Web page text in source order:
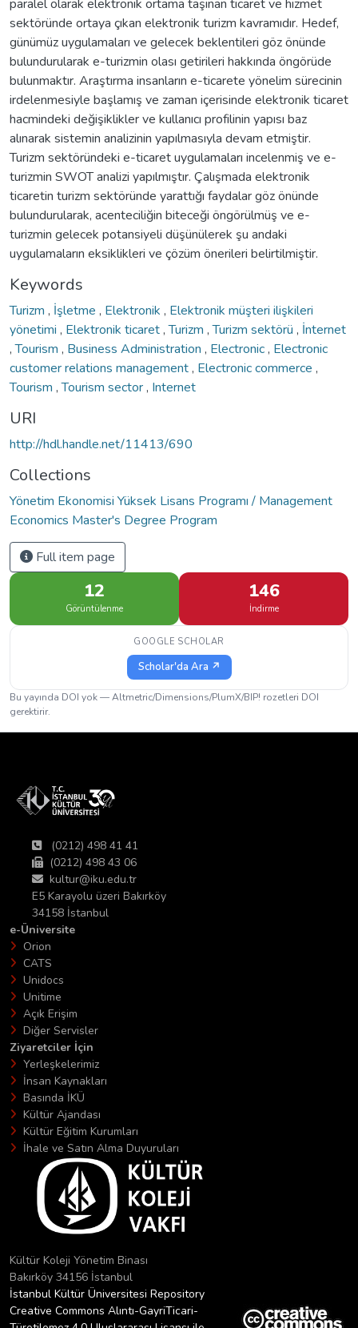
paralel olarak elektronik ortama taşınan ticaret ve hizmet
sektöründe ortaya çıkan elektronik turizm kavramıdır. Hedef,
günümüz uygulamaları ve gelecek beklentileri göz önünde
bulundurularak e-turizmin olası getirileri hakkında öngörüde
bulunmaktır. Araştırma insanların e-ticarete yönelim sürecinin
irdelenmesiyle başlamış ve zaman içerisinde elektronik ticaret
hacmindeki değişiklikler ve kullanıcı profilinin yapısı baz
alınarak sistemin analizinin yapılmasıyla devam etmiştir.
Turizm sektöründeki e-ticaret uygulamaları incelenmiş ve e-
turizmin SWOT analizi yapılmıştır. Çalışmada elektronik
ticaretin turizm sektöründe yarattığı faydalar göz önünde
bulundurularak, acenteciliğin biteceği öngörülmüş ve e-
turizmin gelecek potansiyeli düşünülerek şu andaki
uygulamaların eksiklikleri ve çözüm önerileri belirtilmiştir.
Keywords
Turizm , İşletme , Elektronik , Elektronik müşteri ilişkileri
yönetimi , Elektronik ticaret,Turizm ,Turizm sektörü , İnternet
,Tourism , Business Administration , Electronic, Electronic
customer relations management, Electronic commerce ,
Tourism ,Tourism sector, Internet
URI
http://hdl.handle.net/11413/690
Collections
Yönetim Ekonomisi Yüksek Lisans Programı / Management
Economics Master's Degree Program
Full item page
12
Görüntülenme
146
İndirme
GOOGLE SCHOLAR
Scholar'da Ara ↗
Bu yayında DOI yok — Altmetric/Dimensions/PlumX/BIP! rozetleri DOI
gerektirir.
(0212) 498 41 41
(0212) 498 43 06
kultur@iku.edu.tr
E5 Karayolu üzeri Bakırköy
34158 İstanbul
e-Üniversite
Orion
CATS
Unidocs
Unitime
Açık Erişim
Diğer Servisler
Ziyaretciler İçin
Yerleşkelerimiz
İnsan Kaynakları
Basında İKÜ
Kültür Ajandası
Kültür Eğitim Kurumları
İhale ve Satın Alma Duyuruları
Kültür Koleji Yönetim Binası
Bakırköy 34156 İstanbul
İstanbul Kültür Üniversitesi Repository
Creative Commons Alıntı-GayriTicari-